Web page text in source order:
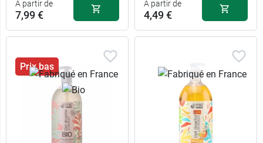
A partir de
7,99 €
A partir de
4,49 €
Prix bas